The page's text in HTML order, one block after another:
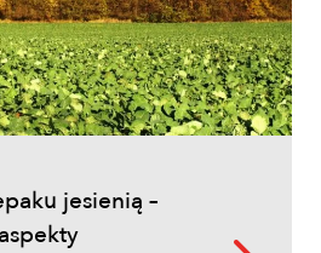
rozpoznać
szkody w
jesienią –